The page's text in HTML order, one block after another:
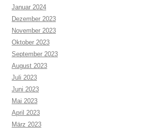
Januar 2024
Dezember 2023
November 2023
Oktober 2023
September 2023
August 2023
Juli 2023
Juni 2023
Mai 2023
April 2023
März 2023